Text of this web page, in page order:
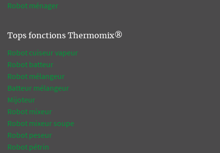
Robot ménager
Tops fonctions Thermomix®
Robot cuiseur vapeur
Robot batteur
Robot mélangeur
Batteur mélangeur
Mijoteur
Robot mixeur
Robot mixeur soupe
Robot peseur
Robot pétrin